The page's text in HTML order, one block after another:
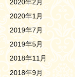
2020年2月
2020年1月
2019年7月
2019年5月
2018年11月
2018年9月